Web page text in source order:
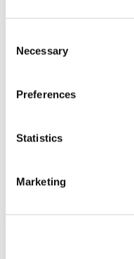
Selection
Necessary
Preferences
Statistics
Marketing
Le organizzazioni sono
ormai colleghi che
scontro tra nativi
mondo analogico, tra i
posizione rispetto a
essere il doppio
una comunità, sia
portare differenza e
un'azienda in un